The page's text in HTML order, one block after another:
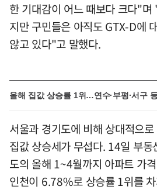
한 기대감이 어느 때보다 크다"
지만 구민들은 아직도 GTX-D에
않고 있다"고 말했다.
올해 집값 상승률 1위…연수·부평·서구
서울과 경기도에 비해 상대적으
집값 상승세가 무섭다. 14일 부
도의 올해 1~4월까지 아파트 가
인천이 6.78%로 상승률 1위를